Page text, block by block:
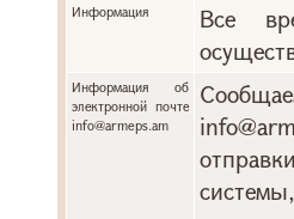
Информация
Все
Информация об
электронной почте
info@armeps.am